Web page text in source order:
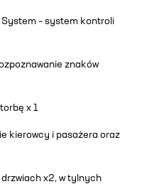
System – system kontroli
znaków
x 1
kierowcy i pasażera oraz
x2, w tylnych